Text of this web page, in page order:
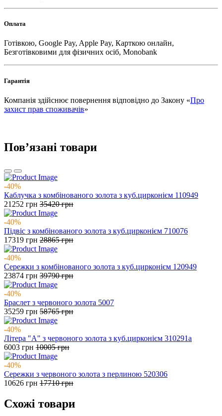
Оплата
Готівкою, Google Pay, Apple Pay, Карткою онлайн,
Безготівковими для фізичних осіб, Monobank
Гарантія
Компанія здійснює повернення відповідно до Закону «Про
захист прав споживачів»
Повʼязані товари
-40%
Каблучка з комбінованого золота з куб.цирконієм 110949
21252 грн 35420грн
-40%
Підвіс з комбінованого золота з куб.цирконієм 710076
17319 грн 28865грн
-40%
Сережки з комбінованого золота з куб.цирконієм 120949
23874 грн 39790грн
-40%
Браслет з червоного золота 5007
35259 грн 58765грн
-40%
Літера "А" з червоного золота з куб.цирконієм 310291а
6003 грн 10005грн
-40%
Сережки з червоного золота з перлиною 520306
10626 грн 17710грн
Схожі товари